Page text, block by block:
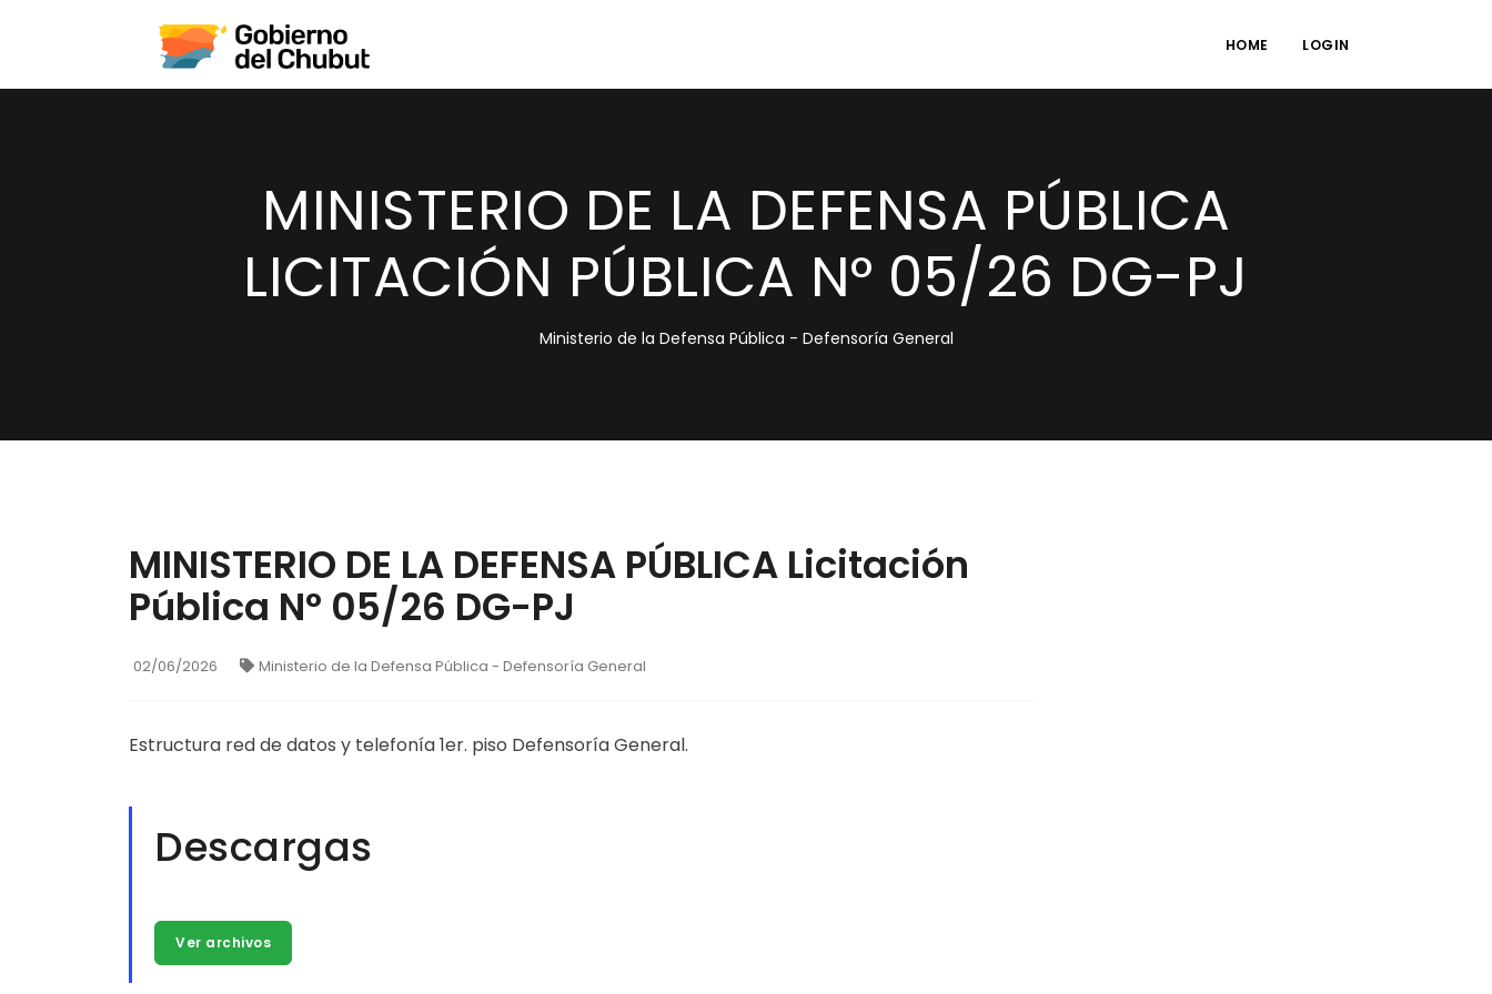
HOME LOGIN
MINISTERIO DE LA DEFENSA PÚBLICA
LICITACIÓN PÚBLICA N° 05/26 DG-PJ
Ministerio de la Defensa Pública - Defensoría General
MINISTERIO DE LA DEFENSA PÚBLICA Licitación
Pública N° 05/26 DG-PJ
02/06/2026 Ministerio de la Defensa Pública - Defensoría General
Estructura red de datos y telefonía 1er. piso Defensoría General.
Descargas
Ver archivos